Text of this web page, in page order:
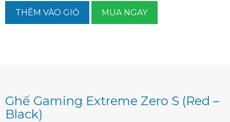
THÊM VÀO GIỎ MUA NGAY
Ghế Gaming Extreme Zero S (Red –
Black)